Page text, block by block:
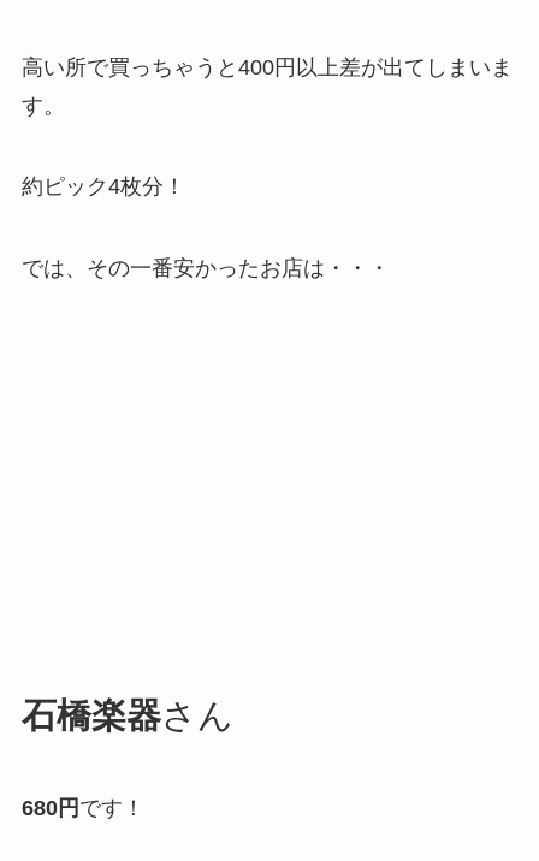
高い所で買っちゃうと400円以上差が出てしまいま
す。
約ピック4枚分！
では、その一番安かったお店は・・・
石橋楽器さん
680円 です！